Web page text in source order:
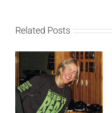
Related Posts
Ellie Goulding otkriva
nežniju stranu novim
singlom „4 Seasons“